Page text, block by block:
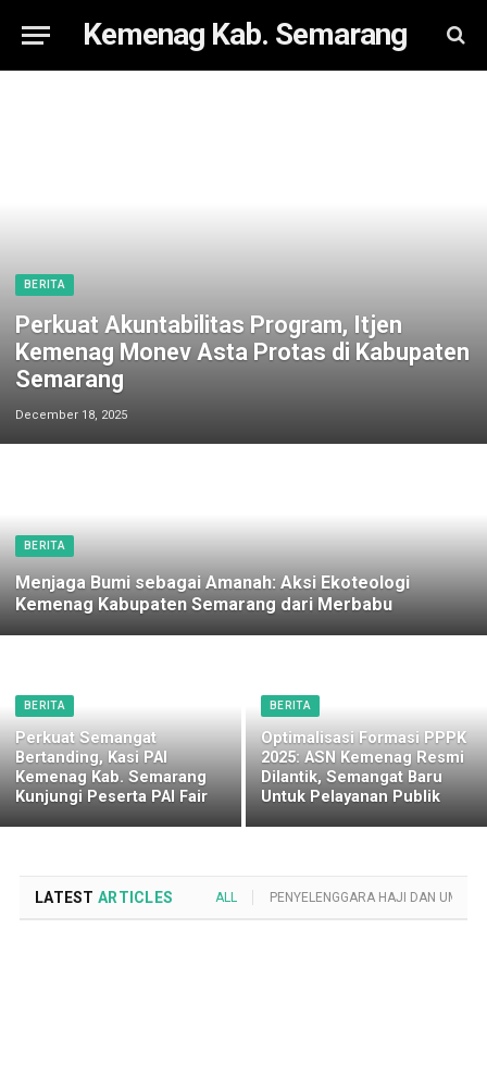
Kemenag Kab. Semarang
BERITA
Perkuat Akuntabilitas Program, Itjen
Kemenag Monev Asta Protas di Kabupaten
Semarang
December 18, 2025
BERITA
Menjaga Bumi sebagai Amanah: Aksi Ekoteologi
Kemenag Kabupaten Semarang dari Merbabu
BERITA
Perkuat Semangat
Bertanding, Kasi PAI
Kemenag Kab. Semarang
Kunjungi Peserta PAI Fair
BERITA
Optimalisasi Formasi PPPK
2025: ASN Kemenag Resmi
Dilantik, Semangat Baru
Untuk Pelayanan Publik
LATEST ARTICLES ALL PENYELENGGARA HAJI DAN UMROH